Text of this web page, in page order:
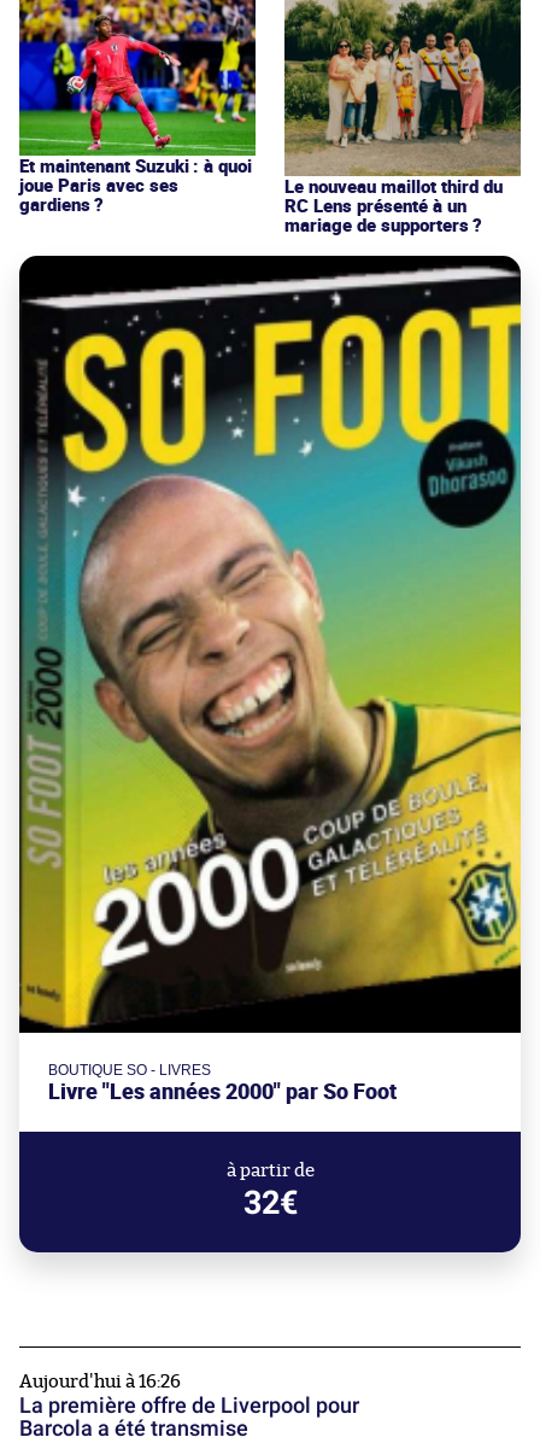
Et maintenant Suzuki : à quoi
joue Paris avec ses
gardiens ?
Le nouveau maillot third du
RC Lens présenté à un
mariage de supporters ?
BOUTIQUE SO - LIVRES
Livre "Les années 2000" par So Foot
à partir de
32€
Aujourd'hui à 16:26
La première offre de Liverpool pour
Barcola a été transmise